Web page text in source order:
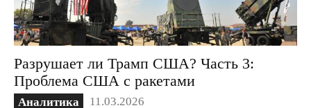
Разрушает ли Трамп США? Часть 3:
Проблема США с ракетами
Аналитика 11.03.2026